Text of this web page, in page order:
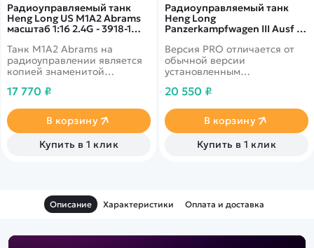
Радиоуправляемый танк
Heng Long US M1A2 Abrams
масштаб 1:16 2.4G - 3918-1
Танк M1A2 Abrams на
радиоуправлении является
копией знаменитой
машины. Танк выполнен в
высокая степень
детализации.
17 770 ₽
В корзину
Купить в 1 клик
Радиоуправляемый танк
Heng Long
Panzerkampfwagen III Ausf L
2.4G - 3848-1Pro V5.3
Версия PRO отличается от
обычной версии
установленным
гусеницы танки и
выполнены из
высококачественного
металла.
20 550 ₽
В корзину
Купить в 1 клик
Описание Характеристики Оплата и доставка